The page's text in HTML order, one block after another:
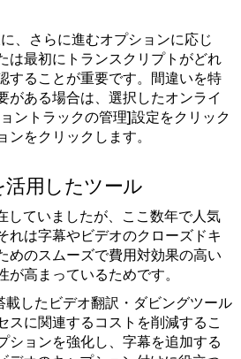
、さらに進むオプションに応じ
は最初にトランスクリプトがどれ
することが重要です。間違いを特
がある場合は、選択したオンライ
ントラックの管理]設定をクリック
ンをクリックします。
用したツール
していましたが、ここ数年で人気
れは字幕やビデオのクローズドキ
めのスムーズで費用対効果の高い
が高まっているためです。
載したビデオ翻訳・ダビングツール
スに関連するコストを削減するこ
ションを強化し、字幕を追加する